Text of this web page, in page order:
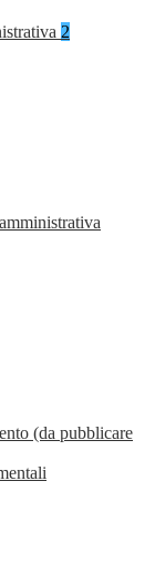
2
(da pubblicare